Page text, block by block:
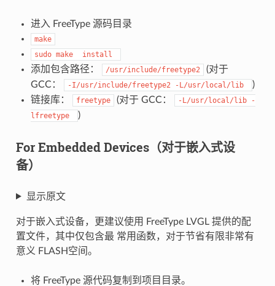
进入 FreeType 源码目录
make
sudo make install
添加包含路径： /usr/include/freetype2
(对于
GCC：
-I/usr/include/freetype2 -L/usr/local/lib
)
链接库：
freetype (对于 GCC： -L/usr/local/lib
-
lfreetype
)
For Embedded Devices（对于嵌入式设
备）
显示原文
对于嵌入式设备，更建议使用 FreeType LVGL 提供的配
置文件，其中仅包含最 常用函数，对于节省有限非常有
意义 FLASH空间。
将 FreeType 源代码复制到项目目录。